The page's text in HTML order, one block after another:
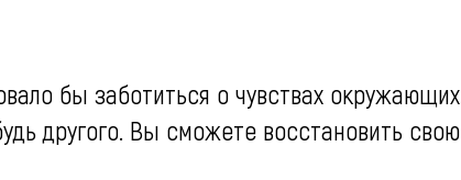
бы заботиться о чувствах окружающих.
другого. Вы сможете восстановить свою